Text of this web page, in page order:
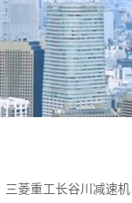
三菱重工长谷川减速机